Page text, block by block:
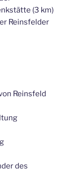
(3 km)
Reinsfelder
Reinsfeld
des